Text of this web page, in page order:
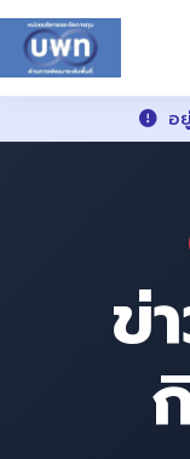
อ
ข่